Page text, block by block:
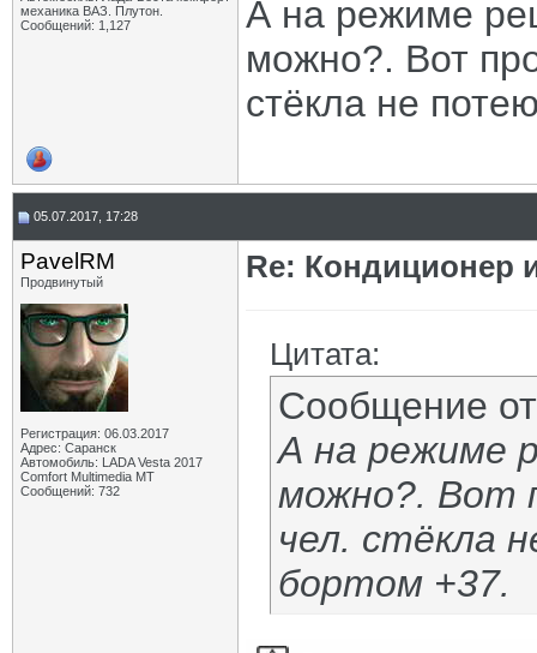
механика ВАЗ. Плутон.
Сообщений: 1,127
А на режиме
можно?. Вот
стёкла не
05.07.2017, 17:28
PavelRM
Продвинутый
Регистрация: 06.03.2017
Адрес: Саранск
Автомобиль: LADA Vesta 2017
Comfort Multimedia МТ
Сообщений: 732
Re: Кондиционер
Цитата:
Сообщение
А на режиме
можно?. Вот
чел. стёкла
бортом +37.